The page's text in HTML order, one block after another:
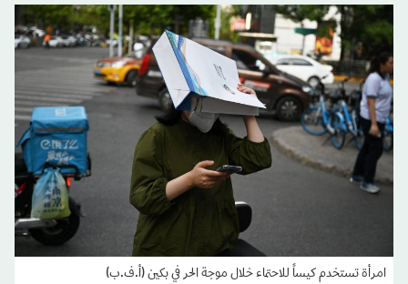
امرأة تستخدم كيساً للاحتماء خلال موجة الحر في بكين (أ.ف.ب)